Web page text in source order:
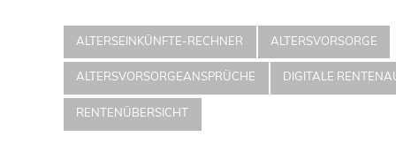
ALTERSEINKÜNFTE-RECHNER ALTERSVORSORGE
ALTERSVORSORGEANSPRÜCHE DIGITALE
RENTENÜBERSICHT